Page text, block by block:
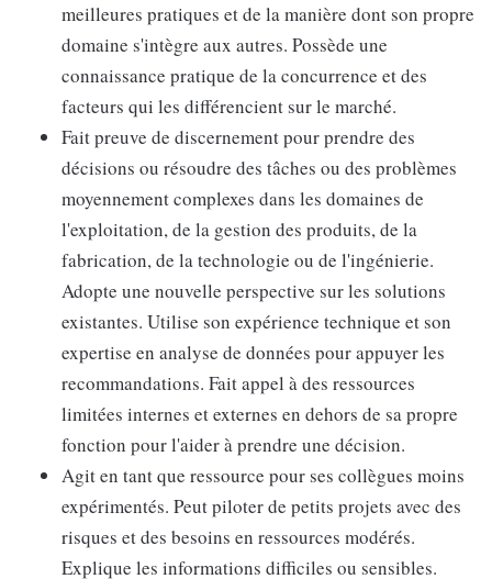
meilleures pratiques et de la manière dont son propre
domaine s'intègre aux autres. Possède une
connaissance pratique de la concurrence et des
facteurs qui les différencient sur le marché.
Fait preuve de discernement pour prendre des
décisions ou résoudre des tâches ou des problèmes
moyennement complexes dans les domaines de
l'exploitation, de la gestion des produits, de la
fabrication, de la technologie ou de l'ingénierie.
Adopte une nouvelle perspective sur les solutions
existantes. Utilise son expérience technique et son
expertise en analyse de données pour appuyer les
recommandations. Fait appel à des ressources
limitées internes et externes en dehors de sa propre
fonction pour l'aider à prendre une décision.
Agit en tant que ressource pour ses collègues moins
expérimentés. Peut piloter de petits projets avec des
risques et des besoins en ressources modérés.
Explique les informations difficiles ou sensibles.